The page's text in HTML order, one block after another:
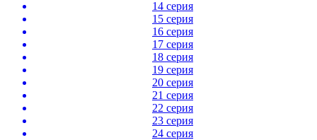
14 серия
15 серия
16 серия
17 серия
18 серия
19 серия
20 серия
21 серия
22 серия
23 серия
24 серия